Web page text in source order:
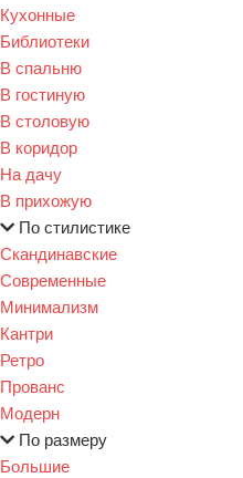
Кухонные
Библиотеки
В спальню
В гостиную
В столовую
В коридор
На дачу
В прихожую
По стилистике
Скандинавские
Современные
Минимализм
Кантри
Ретро
Прованс
Модерн
По размеру
Большие